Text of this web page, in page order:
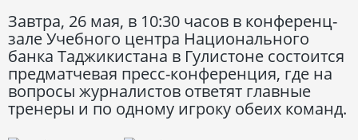
Завтра, 26 мая, в 10:30 часов в конференц-
зале Учебного центра Национального
банка Таджикистана в Гулистоне состоится
предматчевая пресс-конференция, где на
вопросы журналистов ответят главные
тренеры и по одному игроку обеих команд.